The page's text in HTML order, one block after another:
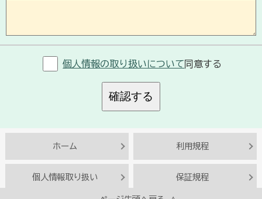
個人情報の取り扱いについて 同意する
確認する
ホーム 利用規程
個人情報取り扱い 保証規程